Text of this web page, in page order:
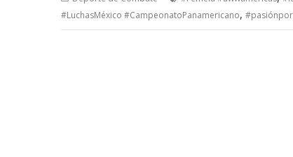
#LuchasMéxico #CampeonatoPanamericano,